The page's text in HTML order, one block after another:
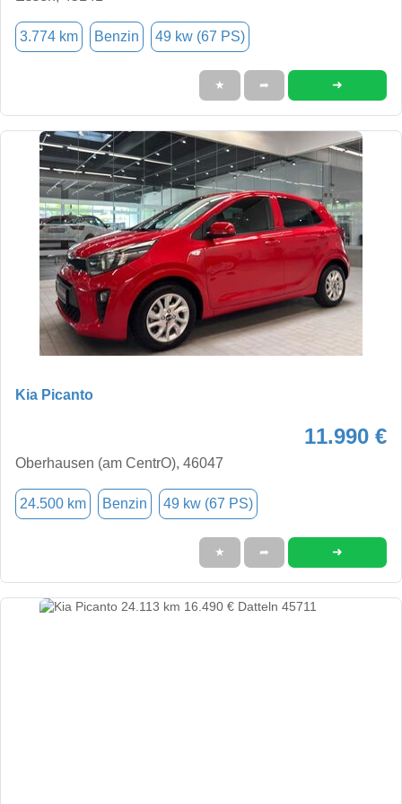
3.774 km Benzin 49 kw (67 PS)
★ ➦ ➜
Kia Picanto
11.990 €
Oberhausen (am CentrO), 46047
24.500 km Benzin 49 kw (67 PS)
★ ➦ ➜